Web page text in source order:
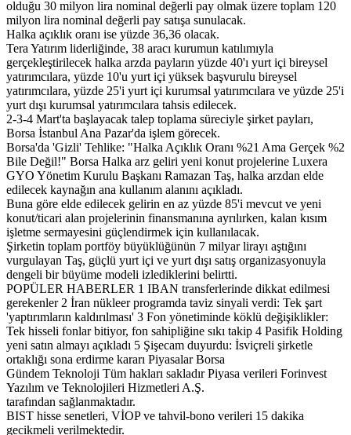
olduğu 30 milyon lira nominal değerli pay olmak üzere toplam 120
milyon lira nominal değerli pay satışa sunulacak.
Halka açıklık oranı ise yüzde 36,36 olacak.
Tera Yatırım liderliğinde, 38 aracı kurumun katılımıyla
gerçekleştirilecek halka arzda payların yüzde 40'ı yurt içi bireysel
yatırımcılara, yüzde 10'u yurt içi yüksek başvurulu bireysel
yatırımcılara, yüzde 25'i yurt içi kurumsal yatırımcılara ve yüzde 25'i
yurt dışı kurumsal yatırımcılara tahsis edilecek.
2-3-4 Mart'ta başlayacak talep toplama süreciyle şirket payları,
Borsa İstanbul Ana Pazar'da işlem görecek.
Borsa'da 'Gizli' Tehlike: "Halka Açıklık Oranı %21 Ama Gerçek %2
Bile Değil!" Borsa Halka arz geliri yeni konut projelerine Luxera
GYO Yönetim Kurulu Başkanı Ramazan Taş, halka arzdan elde
edilecek kaynağın ana kullanım alanını açıkladı.
Buna göre elde edilecek gelirin en az yüzde 85'i mevcut ve yeni
konut/ticari alan projelerinin finansmanına ayrılırken, kalan kısım
işletme sermayesini güçlendirmek için kullanılacak.
Şirketin toplam portföy büyüklüğünün 7 milyar lirayı aştığını
vurgulayan Taş, güçlü yurt içi ve yurt dışı satış organizasyonuyla
dengeli bir büyüme modeli izlediklerini belirtti.
POPÜLER HABERLER 1 IBAN transferlerinde dikkat edilmesi
gerekenler 2 İran nükleer programda taviz sinyali verdi: Tek şart
'yaptırımların kaldırılması' 3 Fon yönetiminde köklü değişiklikler:
Tek hisseli fonlar bitiyor, fon sahipliğine sıkı takip 4 Pasifik Holding
yeni satın almayı açıkladı 5 Şişecam duyurdu: İsviçreli şirketle
ortaklığı sona erdirme kararı Piyasalar Borsa
Gündem Teknoloji Tüm hakları sakladır Piyasa verileri Forinvest
Yazılım ve Teknolojileri Hizmetleri A.Ş.
tarafından sağlanmaktadır.
BIST hisse senetleri, VİOP ve tahvil-bono verileri 15 dakika
gecikmeli verilmektedir.